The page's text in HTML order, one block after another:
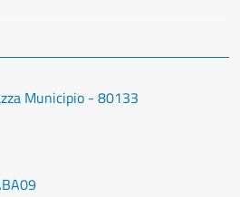
Municipio - 80133